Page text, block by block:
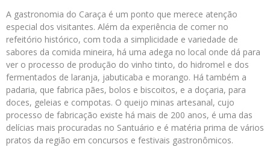
A gastronomia do Caraça é um ponto que merece atenção
especial dos visitantes. Além da experiência de comer no
refeitório histórico, com toda a simplicidade e variedade de
sabores da comida mineira, há uma adega no local onde dá para
ver o processo de produção do vinho tinto, do hidromel e dos
fermentados de laranja, jabuticaba e morango. Há também a
padaria, que fabrica pães, bolos e biscoitos, e a doçaria, para
doces, geleias e compotas. O queijo minas artesanal, cujo
processo de fabricação existe há mais de 200 anos, é uma das
delícias mais procuradas no Santuário e é matéria prima de vários
pratos da região em concursos e festivais gastronômicos.